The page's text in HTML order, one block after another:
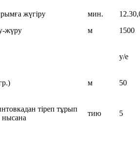
жүгіру
жүру
мин.
м
1500
у/е
м 50
тіреп тұрып
нысана
тию 5